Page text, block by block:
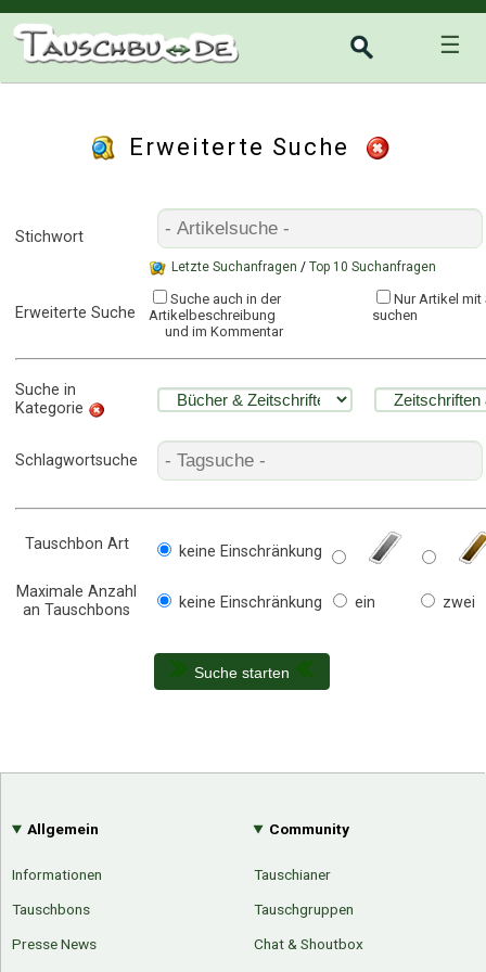
☰
Erweiterte Suche
Stichwort
Letzte Suchanfragen / Top 10 Suchanfragen
Erweiterte Suche
Suche auch in der
Artikelbeschreibung
und im Kommentar
Nur Artikel
suchen
Suche in
Kategorie
Schlagwortsuche
Tauschbon Art keine Einschränkung
Maximale Anzahl
an Tauschbons
keine Einschränkung ein zwei
Suche starten
Allgemein
Informationen
Tauschbons
Presse News
Community
Tauschianer
Tauschgruppen
Chat & Shoutbox